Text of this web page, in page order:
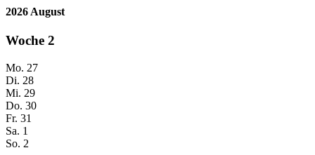
2026 August
Woche 2
Mo. 27
Di. 28
Mi. 29
Do. 30
Fr. 31
Sa. 1
So. 2